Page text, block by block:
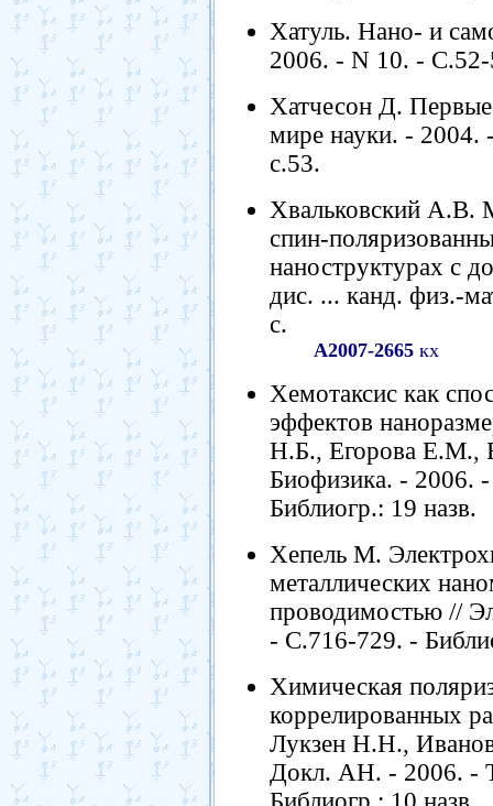
Хатуль. Нано- и
2006. - N 10. -
Хатчесон Д.
мире науки. - 2004.
с.53.
Хвальковский А.В.
спин-
наноструктурах с
дис. ... канд. физ.-
с.
А2007-2665 кх
Хемотаксис как
эффектов
Н.Б., Егорова Е.М.,
Биофизика. - 2006.
Библиогр.: 19 назв.
Хепель М.
металлических
проводимостью //
- С.716-729. -
Химическая
коррелированных
Лукзен Н.Н.,
Докл. АН. - 2006. -